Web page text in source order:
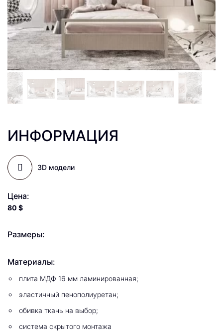
ИНФОРМАЦИЯ
3D модели
Цена:
80 $
Размеры:
Материалы:
плита МДФ 16 мм ламинированная;
эластичный пенополиуретан;
обивка ткань на выбор;
система скрытого монтажа